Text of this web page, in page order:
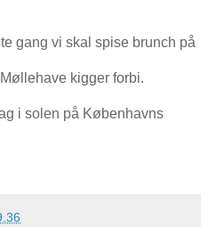
gang vi skal spise brunch på
kigger forbi.
i solen på Københavns